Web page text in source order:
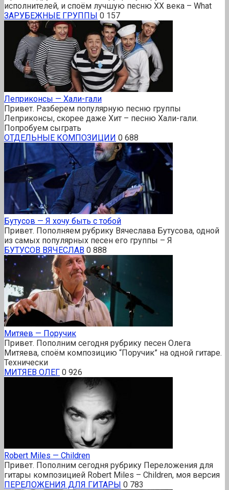
исполнителей, и споём лучшую песню XX века – What
ЗАРУБЕЖНЫЕ ГРУППЫ 0 157
Леприконсы — Хали-гали
Привет. Разберем популярную песню группы
Леприконсы, скорее даже Хит – песню Хали-гали.
Попробуем сыграть
ОТДЕЛЬНЫЕ КОМПОЗИЦИИ 0 688
Бутусов — Я хочу быть с тобой
Привет. Пополняем рубрику Вячеслава Бутусова, одной
из самых популярных песен его группы – Я
БУТУСОВ ВЯЧЕСЛАВ 0 888
Митяев — Поручик
Привет. Пополним сегодня рубрику песен Олега
Митяева, споём композицию “Поручик” на одной гитаре.
Технически
МИТЯЕВ ОЛЕГ 0 926
Robert Miles — Children
Привет. Пополним сегодня рубрику Переложения для
гитары композицией Robert Miles – Children, моя версия
ПЕРЕЛОЖЕНИЯ ДЛЯ ГИТАРЫ 0 783